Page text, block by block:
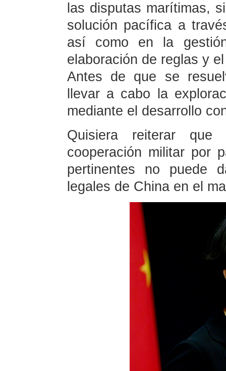
las disputas marítimas,
solución pacífica a
así como en la
elaboración de reglas y
Antes de que se
llevar a cabo la
mediante el desarrollo
Quisiera reiterar
cooperación militar por
pertinentes no puede
legales de China en el